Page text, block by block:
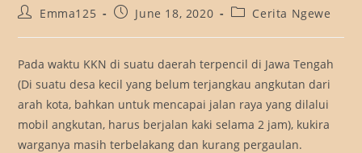
PostEmma125
PostJune 18, 2020
PostCerita Ngewe
Pada waktu KKN di suatu daerah terpencil di Jawa Tengah
(Di suatu desa kecil yang belum terjangkau angkutan dari
arah kota, bahkan untuk mencapai jalan raya yang dilalui
mobil angkutan, harus berjalan kaki selama 2 jam), kukira
warganya masih terbelakang dan kurang pergaulan.